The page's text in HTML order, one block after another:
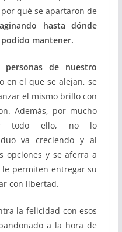
qué se apartaron de
hasta dónde
mantener.
de nuestro
en el que se alejan, se
el mismo brillo con
Además, por mucho
todo ello, no lo
va creciendo y al
opciones y se aferra a
permiten entregar su
con libertad.
la felicidad con esos
a la hora de